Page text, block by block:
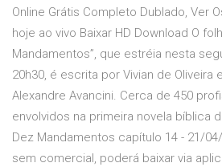
Online Grátis Completo Dublado, Ver
hoje ao vivo Baixar HD Download O
Mandamentos”, que estréia nesta
20h30, é escrita por Vivian de
Alexandre Avancini. Cerca de 450
envolvidos na primeira novela bíblica
Dez Mandamentos capítulo 14 - 21/
sem comercial, poderá baixar via